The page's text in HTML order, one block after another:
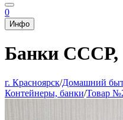
0
Инфо
Банки СССР,
г. Красноярск/Домашний
Контейнеры, банки/Товар